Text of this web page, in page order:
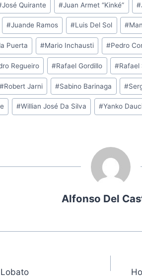
José Quirante #Juan Armet “Kinké” #
#Juande Ramos #Luis Del Sol #
Puerta #Mario Inchausti #Pedro
Regueiro #Rafael Gordillo #Rafael
#Robert Jarni #Sabino Barinaga #
#Willian José Da Silva #Yanko
Alfonso Del